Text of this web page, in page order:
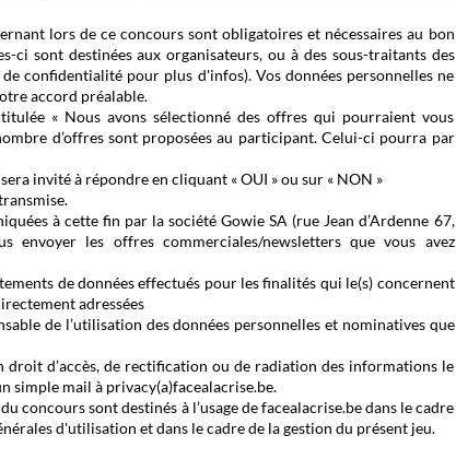
lors de ce concours sont obligatoires et nécessaires au bon
sont destinées aux organisateurs, ou à des sous-traitants des
confidentialité pour plus d'infos). Vos données personnelles ne
accord préalable.
« Nous avons sélectionné des offres qui pourraient vous
d’offres sont proposées au participant. Celui-ci pourra par
invité à répondre en cliquant « OUI » ou sur « NON »
à cette fin par la société Gowie SA (rue Jean d’Ardenne 67,
envoyer les offres commerciales/newsletters que vous avez
de données effectués pour les finalités qui le(s) concernent
adressées
de l’utilisation des données personnelles et nominatives que
droit d’accès, de rectification ou de radiation des informations le
simple mail à privacy(a)facealacrise.be.
concours sont destinés à l’usage de facealacrise.be dans le cadre
d'utilisation et dans le cadre de la gestion du présent jeu.